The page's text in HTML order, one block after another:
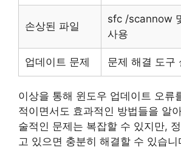
손상된 파일
sfc /scannow
사용
업데이트 문제 문제 해결 도구
이상을 통해 윈도우 업데이트 오류
적이면서도 효과적인 방법들을 알
술적인 문제는 복잡할 수 있지만,
고 있으면 충분히 해결할 수 있습